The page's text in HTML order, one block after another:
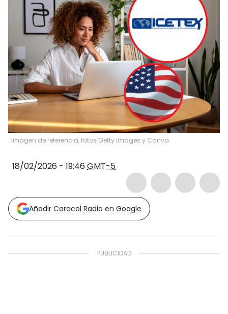
Imagen de referencia, fotos Getty images y Canva
18/02/2026 - 19:46 GMT-5
Añadir Caracol Radio en Google